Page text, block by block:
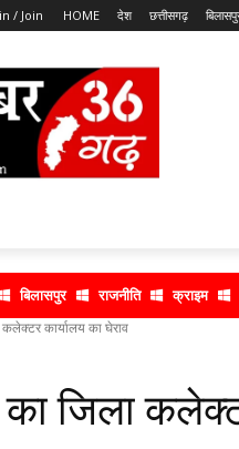
/ Join HOME देश छत्तीसगढ़
बिलासपुर राजनीति क्राइम
कार्यालय का घेराव
जिला